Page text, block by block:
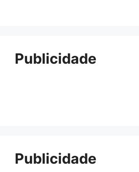
Publicidade
Publicidade